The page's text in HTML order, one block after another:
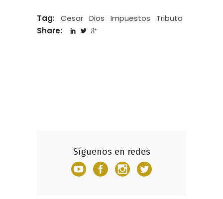
Tag: Cesar Dios Impuestos
Tributo
Share:
Síguenos en redes